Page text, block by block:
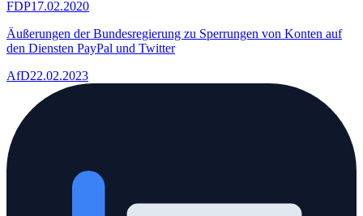
FDP17.02.2020
Äußerungen der Bundesregierung zu Sperrungen von Konten auf
den Diensten PayPal und Twitter
AfD22.02.2023